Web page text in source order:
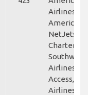
Airlines,
American
NetJets,
Charters II,
Southwest
Airlines,
Access,
Airlines